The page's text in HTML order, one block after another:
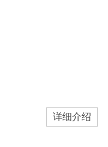
详细介绍